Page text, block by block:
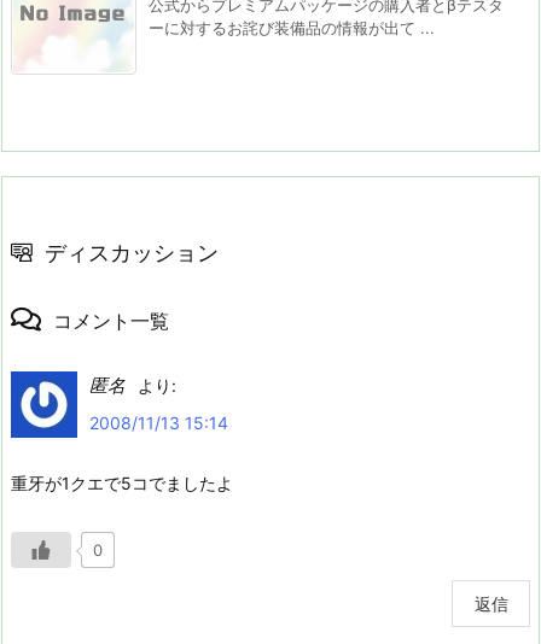
公式からプレミアムパッケージの購入者とβテスタ
ーに対するお詫び装備品の情報が出て ...
ディスカッション
コメント一覧
匿名
より:
2008/11/13 15:14
重牙が1クエで5コでましたよ
0
返信